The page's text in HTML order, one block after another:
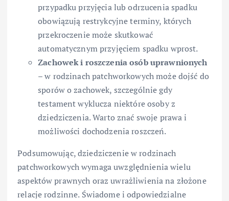
przypadku przyjęcia lub odrzucenia spadku
obowiązują restrykcyjne terminy, których
przekroczenie może skutkować
automatycznym przyjęciem spadku wprost.
Zachowek i roszczenia osób uprawnionych
– w rodzinach patchworkowych może dojść do
sporów o zachowek, szczególnie gdy
testament wyklucza niektóre osoby z
dziedziczenia. Warto znać swoje prawa i
możliwości dochodzenia roszczeń.
Podsumowując, dziedziczenie w rodzinach
patchworkowych wymaga uwzględnienia wielu
aspektów prawnych oraz uwrażliwienia na złożone
relacje rodzinne. Świadome i odpowiedzialne